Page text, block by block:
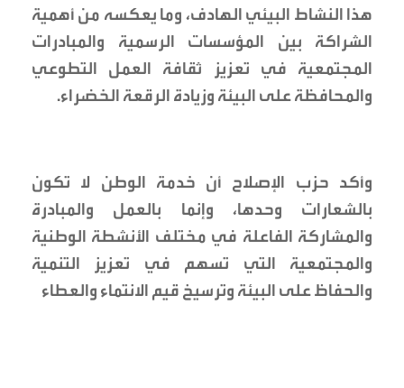
هذا النشاط البيئي الهادف، وما يعكسه من أهمية
الشراكة بين المؤسسات الرسمية والمبادرات
المجتمعية في تعزيز ثقافة العمل التطوعي
والمحافظة على البيئة وزيادة الرقعة الخضراء.
وأكد حزب الإصلاح أن خدمة الوطن لا تكون
بالشعارات وحدها، وإنما بالعمل والمبادرة
والمشاركة الفاعلة في مختلف الأنشطة الوطنية
والمجتمعية التي تسهم في تعزيز التنمية
والحفاظ على البيئة وترسيخ قيم الانتماء والعطاء